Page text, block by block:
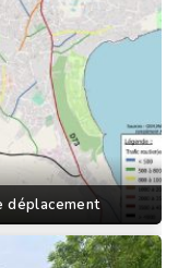
déplacement